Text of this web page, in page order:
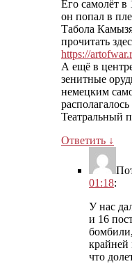
Его самолёт в
он попал в
Табола
прочитать
https://
А ещё в
зенитные
немецким
Театральный
Ответить ↓
01:18:
У нас
и 16
крайней
что